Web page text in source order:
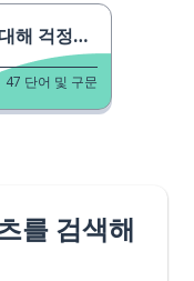
야 할까요?
47 단어 및 구문
를 검색해